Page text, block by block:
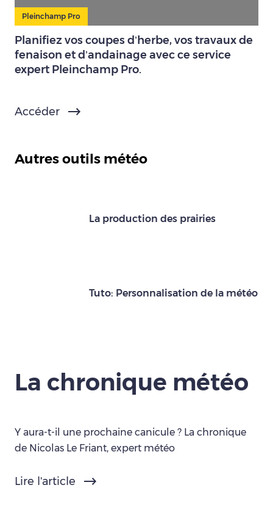
Pleinchamp Pro
Planifiez vos coupes d’herbe, vos travaux de
fenaison et d’andainage avec ce service
expert Pleinchamp Pro.
Accéder
Autres outils météo
La production des prairies
Tuto: Personnalisation de la météo
La chronique météo
Y aura-t-il une prochaine canicule ? La chronique
de Nicolas Le Friant, expert météo
Lire l'article